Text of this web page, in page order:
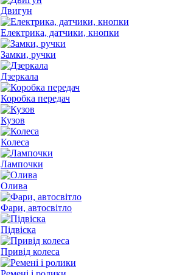
Двигун
Електрика, датчики, кнопки
Замки, ручки
Дзеркала
Коробка передач
Кузов
Колеса
Лампочки
Олива
Фари, автосвітло
Підвіска
Привід колеса